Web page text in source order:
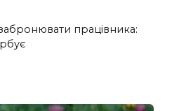
працівника: